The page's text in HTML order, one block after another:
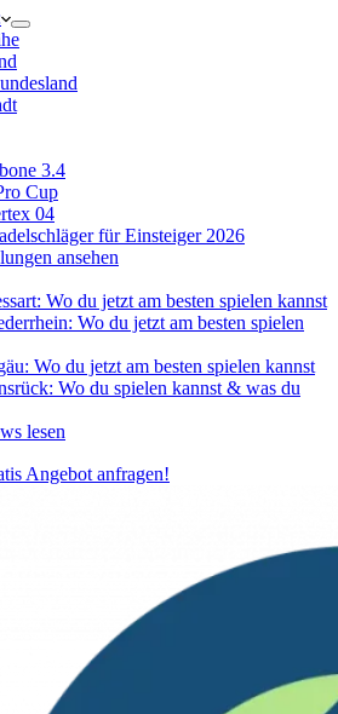
3.4
Cup
04
für Einsteiger 2026
ansehen
Wo du jetzt am besten spielen kannst
Wo du jetzt am besten spielen
Wo du jetzt am besten spielen kannst
Wo du spielen kannst & was du
lesen
Angebot anfragen!